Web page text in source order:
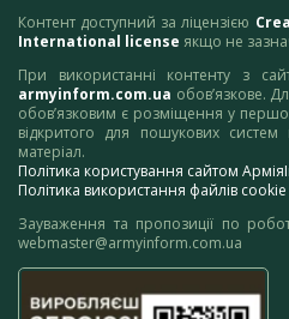
Контент доступний за ліцензією
International license якщо не
При використанні контенту з
armyinform.com.ua обов’язкове.
обов’язковим є розміщення у
відкритого для пошукових
матеріал.
Політика користування сайтом
Політика використання файлів cookie
Зауваження та пропозиції по
webmaster@armyinform.com.ua